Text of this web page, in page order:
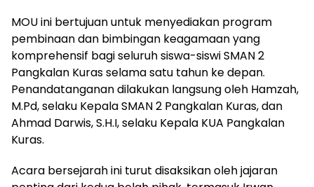
​MOU ini bertujuan untuk menyediakan program
pembinaan dan bimbingan keagamaan yang
komprehensif bagi seluruh siswa-siswi SMAN 2
Pangkalan Kuras selama satu tahun ke depan.
Penandatanganan dilakukan langsung oleh Hamzah,
M.Pd, selaku Kepala SMAN 2 Pangkalan Kuras, dan
Ahmad Darwis, S.H.I, selaku Kepala KUA Pangkalan
Kuras.
​Acara bersejarah ini turut disaksikan oleh jajaran